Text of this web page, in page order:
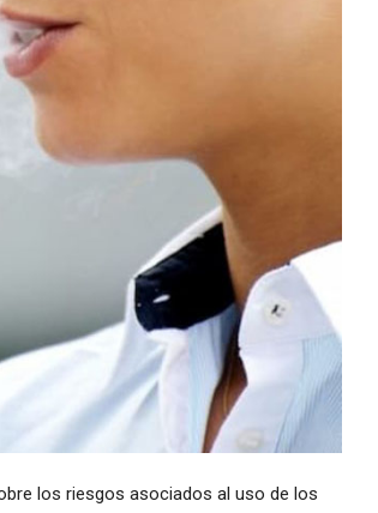
los riesgos asociados al uso de los